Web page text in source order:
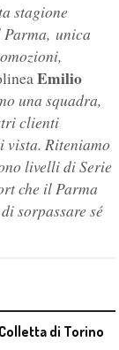
stagione
unica
Emilio
una squadra,
clienti
vista. Riteniamo
livelli di Serie
che il Parma
sorpassare sé
di Torino